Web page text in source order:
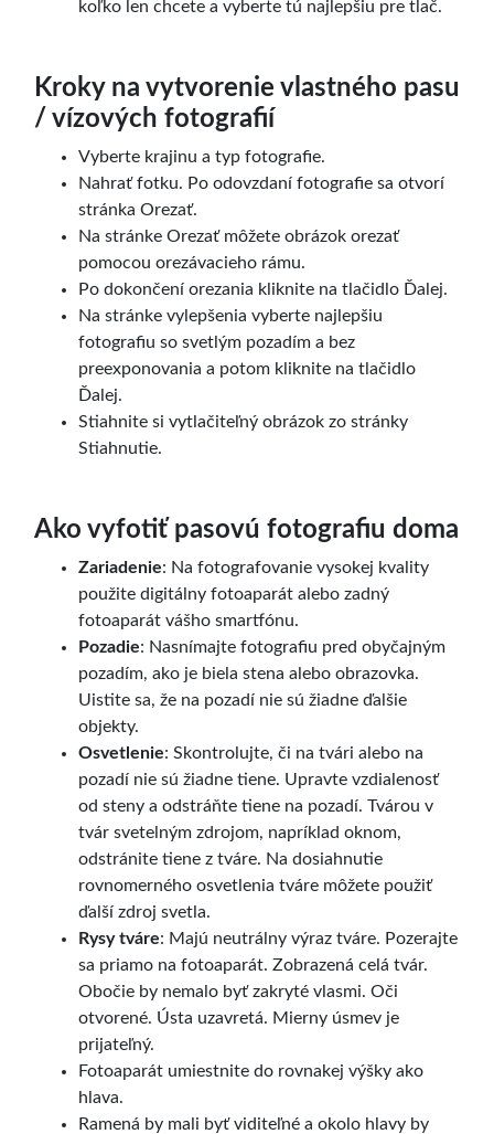
koľko len chcete a vyberte tú najlepšiu pre tlač.
Kroky na vytvorenie vlastného pasu
/ vízových fotografií
Vyberte krajinu a typ fotografie.
Nahrať fotku. Po odovzdaní fotografie sa otvorí
stránka Orezať.
Na stránke Orezať môžete obrázok orezať
pomocou orezávacieho rámu.
Po dokončení orezania kliknite na tlačidlo Ďalej.
Na stránke vylepšenia vyberte najlepšiu
fotografiu so svetlým pozadím a bez
preexponovania a potom kliknite na tlačidlo
Ďalej.
Stiahnite si vytlačiteľný obrázok zo stránky
Stiahnutie.
Ako vyfotiť pasovú fotografiu doma
Zariadenie: Na fotografovanie vysokej kvality
použite digitálny fotoaparát alebo zadný
fotoaparát vášho smartfónu.
Pozadie: Nasnímajte fotografiu pred obyčajným
pozadím, ako je biela stena alebo obrazovka.
Uistite sa, že na pozadí nie sú žiadne ďalšie
objekty.
Osvetlenie: Skontrolujte, či na tvári alebo na
pozadí nie sú žiadne tiene. Upravte vzdialenosť
od steny a odstráňte tiene na pozadí. Tvárou v
tvár svetelným zdrojom, napríklad oknom,
odstránite tiene z tváre. Na dosiahnutie
rovnomerného osvetlenia tváre môžete použiť
ďalší zdroj svetla.
Rysy tváre: Majú neutrálny výraz tváre. Pozerajte
sa priamo na fotoaparát. Zobrazená celá tvár.
Obočie by nemalo byť zakryté vlasmi. Oči
otvorené. Ústa uzavretá. Mierny úsmev je
prijateľný.
Fotoaparát umiestnite do rovnakej výšky ako
hlava.
Ramená by mali byť viditeľné a okolo hlavy by